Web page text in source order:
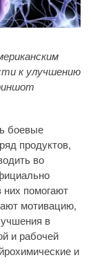
к улучшению
боевые
продуктов,
во
помогают
мотивацию,
в
и рабочей
и